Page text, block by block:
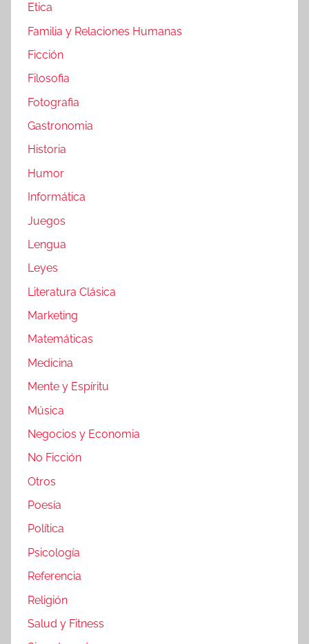
Etica
Familia y Relaciones Humanas
Ficción
Filosofia
Fotografia
Gastronomia
Historia
Humor
Informática
Juegos
Lengua
Leyes
Literatura Clásica
Marketing
Matemáticas
Medicina
Mente y Espíritu
Música
Negocios y Economia
No Ficción
Otros
Poesía
Política
Psicología
Referencia
Religión
Salud y Fitness